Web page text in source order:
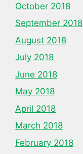
October 2018
September 2018
August 2018
July 2018
June 2018
May 2018
April 2018
March 2018
February 2018